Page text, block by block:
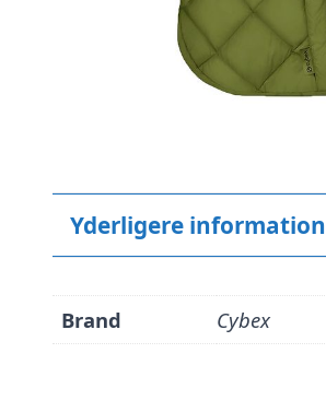
Yderligere information
Brand Cybex